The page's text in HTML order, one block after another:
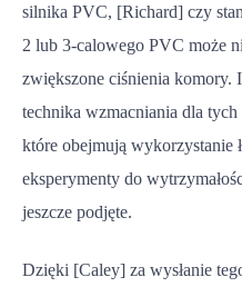
silnika PVC, [Richard] czy
2 lub 3-calowego PVC może
zwiększone ciśnienia komory.
technika wzmacniania dla
które obejmują wykorzystanie
eksperymenty do
jeszcze podjęte.
Dzięki [Caley] za wysłanie